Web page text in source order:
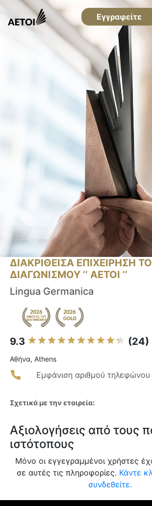
Εγγραφείτε
ΔΙΑΚΡΙΘΕΙΣΑ ΕΠΙΧΕΙΡΗΣΗ
ΔΙΑΓΩΝΙΣΜΟΥ ‘’ ΑΕΤΟΙ ‘’
Lingua Germanica
9.3 (24)
Αθήνα, Athens
Εμφάνιση αριθμού τηλεφώνου
Σχετικά με την εταιρεία:
Αξιολογήσεις από τους
ιστότοπους
Μόνο οι εγγεγραμμένοι χρήστες
σε αυτές τις πληροφορίες. Κάντε
συνδεθείτε.